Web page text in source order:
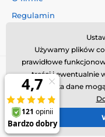
Regulamin
© 2026 www.obroza-
Używamy plików
prawidłowe
treści i ewentualnie
użytkownika dane